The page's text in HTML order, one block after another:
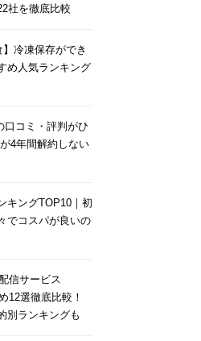
社を徹底比較
】冷凍保存ができ
め人気ランキング
口コミ・評判がひ
4年間解約しない
キングTOP10｜初
でコスパが良いの
信サービス
12選徹底比較！
別ランキングも